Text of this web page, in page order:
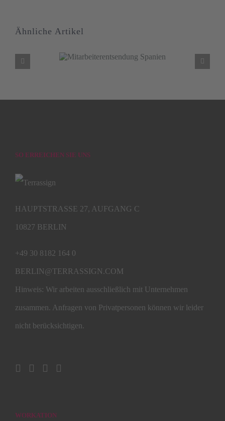
Ähnliche Artikel
SO ERREICHEN SIE UNS
HAUPTSTRASSE 27, AUFGANG C
10827 BERLIN
+49 30 8182 164 0
BERLIN@TERRASSIGN.COM
Hinweis: Wir arbeiten ausschließlich mit Unternehmen
zusammen. Anfragen von Privatpersonen können wir leider
nicht berücksichtigen.
WORKATION